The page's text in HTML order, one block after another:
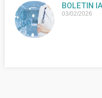
BOLETIN
03/02/2026